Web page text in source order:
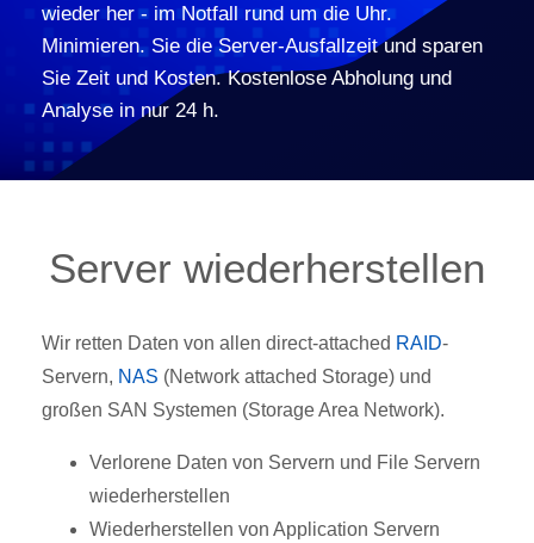
wieder her - im Notfall rund um die Uhr.
Minimieren. Sie die Server-Ausfallzeit und sparen
Sie Zeit und Kosten. Kostenlose Abholung und
Analyse in nur 24 h.
Server wiederherstellen
Wir retten Daten von allen direct-attached RAID-
Servern, NAS (Network attached Storage) und
großen SAN Systemen (Storage Area Network).
Verlorene Daten von Servern und File Servern
wiederherstellen
Wiederherstellen von Application Servern